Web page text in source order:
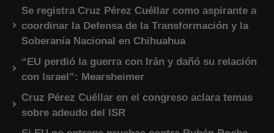
Se registra Cruz Pérez Cuéllar como aspirante a
coordinar la Defensa de la Transformación y la
Soberanía Nacional en Chihuahua
“EU perdió la guerra con Irán y dañó su relación
con Israel”: Mearsheimer
Cruz Pérez Cuéllar en el congreso aclara temas
sobre adeudo del ISR